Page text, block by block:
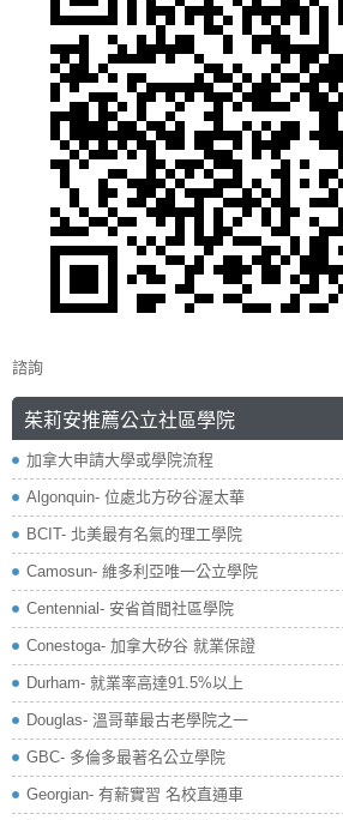
諮詢
茱莉安推薦公立社區學院
加拿大申請大學或學院流程
Algonquin- 位處北方矽谷渥太華
BCIT- 北美最有名氣的理工學院
Camosun- 維多利亞唯一公立學院
Centennial- 安省首間社區學院
Conestoga- 加拿大矽谷 就業保證
Durham- 就業率高達91.5%以上
Douglas- 溫哥華最古老學院之一
GBC- 多倫多最著名公立學院
Georgian- 有薪實習 名校直通車